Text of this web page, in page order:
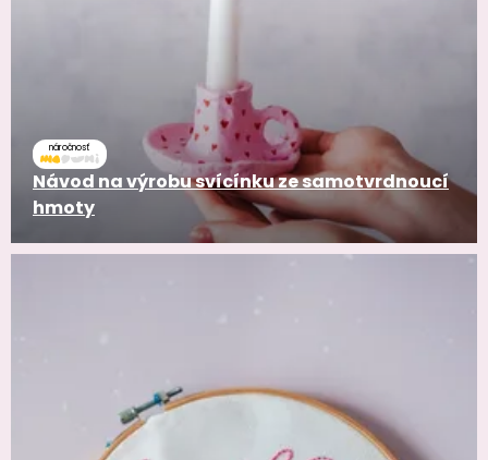
náročnosť
Návod na výrobu svícínku ze samotvrdnoucí
hmoty